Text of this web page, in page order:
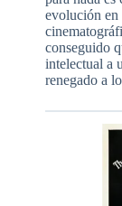
evolución en
conseguido
intelectual a
renegado a